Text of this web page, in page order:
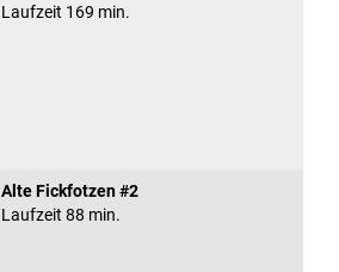
Laufzeit 169 min.
Alte Fickfotzen #2
Laufzeit 88 min.